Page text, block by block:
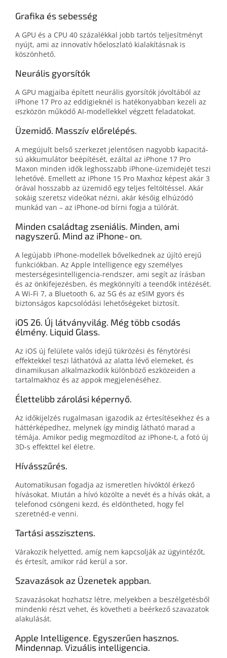
Grafika és sebesség
A GPU és a CPU 40 százalékkal jobb tartós tel­jesít­ményt
nyújt, ami az inno­vatív hő­elosz­lató ki­alakítás­nak is
köszönhető.
Neurális gyorsítók
A GPU magjaiba épített neurális gyor­sí­tók jóvol­tá­ból az
iPhone 17 Pro az eddi­giek­nél is haté­ko­nyabban kezeli az
esz­közön mű­ködő AI-modellekkel végzett feladatokat.
Üzemidő. Masszív előrelépés.
A megújult belső szerkezet jelentő­sen nagyobb kapa­ci­tá­
sú akkumulá­tor be­építé­sét, ezáltal az iPhone 17 Pro
Maxon minden idők leghosszabb iPhone-üzemidejét teszi
lehetővé. Emellett az iPhone 15 Pro Max­hoz képest akár 3
órával hosszabb az üzem­idő egy teljes fel­töl­tés­sel. Akár
sokáig sze­retsz videó­kat nézni, akár későig el­húzódó
munkád van – az iPhone‑od bírni fogja a túlórát.
Minden családtag zseniális. Minden, ami
nagyszerű. Mind az iPhone‑on.
A legújabb iPhone-modellek bővel­ked­nek az újító erejű
funkciók­ban. Az Apple Intelligence egy személyes
mesterségesintelligencia-rendszer, ami segít az írás­ban
és az ön­kifejezés­ben, és meg­könnyíti a teen­dők intézését.
A Wi-Fi 7, a Bluetooth 6, az 5G és az eSIM gyors és
biztonságos kapcsolódási lehetőségeket biztosít.
iOS 26. Új látványvilág. Még több csodás
élmény. Liquid Glass.
Az iOS új felülete valós idejű tükrözési és fénytörési
effektekkel teszi láthatóvá az alatta lévő elemeket, és
dinamikusan alkalmazkodik különböző eszközeiden a
tartalmakhoz és az appok megjelenéséhez.
Élettelibb zárolási képernyő.
Az időkijelzés rugalmasan igazo­dik az értesí­té­sek­hez és a
háttér­képedhez, melynek így mindig látható marad a
témája. Amikor pedig megmozdítod az iPhone‑t, a fotó új
3D‑s effekttel kel életre.
Hívásszűrés.
Automatikusan fogadja az ismeretlen hívóktól érkező
hívásokat. Miután a hívó közölte a nevét és a hívás okát, a
telefonod csöngeni kezd, és eldöntheted, hogy fel
szeretnéd‑e venni.
Tartási asszisztens.
Várakozik helyetted, amíg nem kapcsolják az ügyintézőt,
és értesít, amikor rád kerül a sor.
Szavazások az Üzenetek appban.
Szavazásokat hozhatsz létre, melyekben a beszélgetésből
mindenki részt vehet, és követheti a beérkező szavazatok
alakulását.
Apple Intelligence. Egyszerűen hasznos.
Mindennap. Vizuális intelligencia.